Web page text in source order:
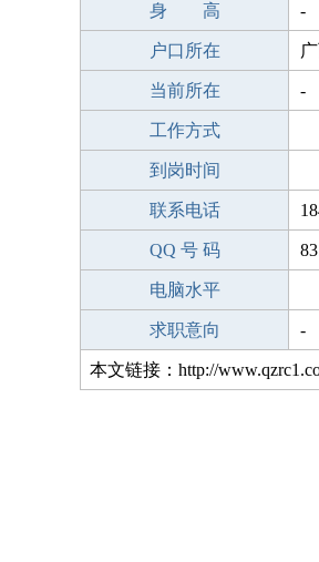
身 高 -
户口所在
当前所在 -
工作方式
到岗时间
联系电话
QQ 号 码
电脑水平
求职意向 -
本文链接：http://